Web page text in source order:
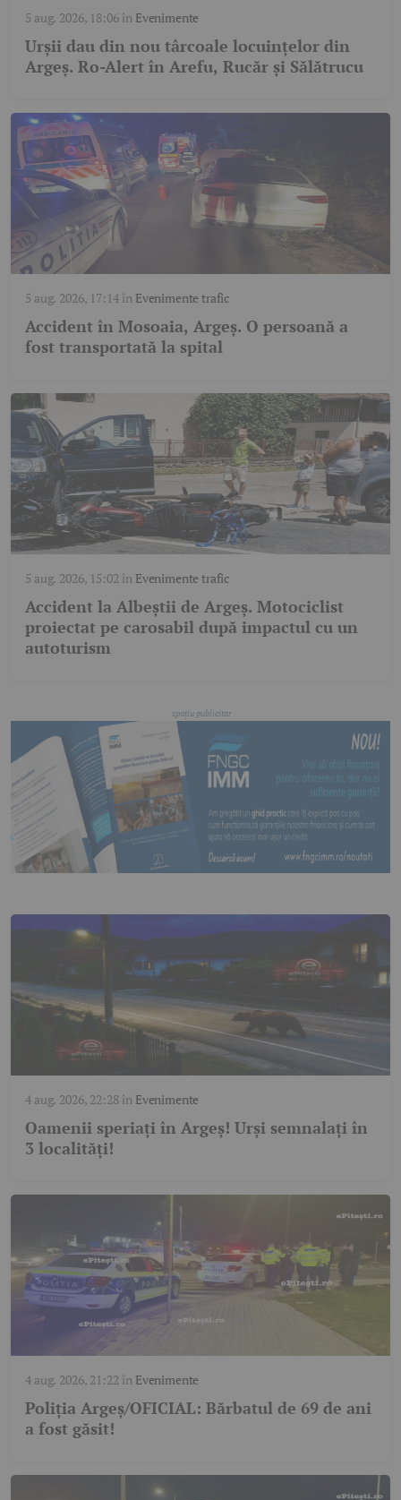
5 aug. 2026, 18:06în Evenimente
Urșii dau din nou târcoale locuințelor din
Argeș. Ro-Alert în Arefu, Rucăr și Sălătrucu
5 aug. 2026, 17:14în Evenimente trafic
Accident în Mosoaia, Argeș. O persoană a
fost transportată la spital
5 aug. 2026, 15:02 în Evenimente trafic
Accident la Albeștii de Argeș. Motociclist
proiectat pe carosabil după impactul cu un
autoturism
4 aug. 2026, 22:28în Evenimente
Oamenii speriați în Argeș! Urși semnalați în
3 localități!
4 aug. 2026, 21:22 în Evenimente
Poliția Argeș/OFICIAL: Bărbatul de 69 de ani
a fost găsit!